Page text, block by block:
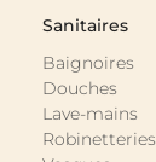
Sanitaires
Baignoires
Douches
Lave-mains
Robinetteries